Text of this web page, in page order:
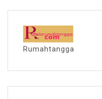
Rumahtangga